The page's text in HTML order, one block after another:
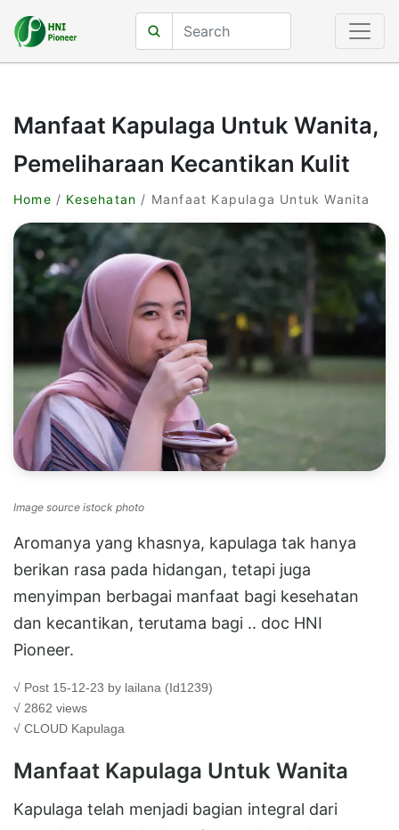
Manfaat Kapulaga Untuk Wanita,
Pemeliharaan Kecantikan Kulit
Home / Kesehatan / Manfaat Kapulaga Untuk Wanita
Image source istock photo
Aromanya yang khasnya, kapulaga tak hanya
berikan rasa pada hidangan, tetapi juga
menyimpan berbagai manfaat bagi kesehatan
dan kecantikan, terutama bagi .. doc HNI
Pioneer.
√ Post 15-12-23 by lailana (Id1239)
√ 2862 views
√ CLOUD Kapulaga
Manfaat Kapulaga Untuk Wanita
Kapulaga telah menjadi bagian integral dari